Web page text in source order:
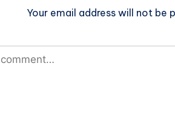
Your email address will not be